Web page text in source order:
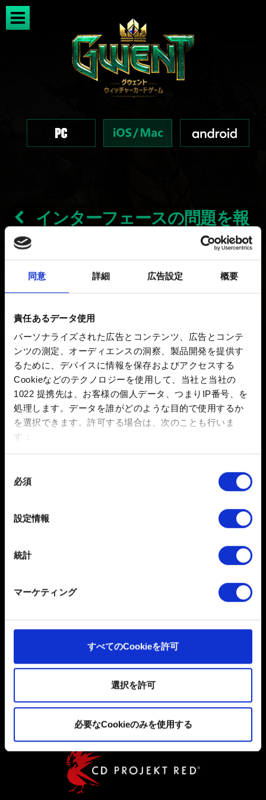
同意 詳細 広告設定 概要
責任あるデータ使用
パーソナライズされた広告とコンテンツ、広告とコンテ
ンツの測定、オーディエンスの洞察、製品開発を提供す
るために、デバイスに情報を保存およびアクセスする
Cookieなどのテクノロジーを使用して、当社と当社の
1022 提携先は、お客様の個人データ、つまりIP番号、を
処理します。データを誰がどのような目的で使用するか
を選択できます。 許可する場合は、次のことも行いま
す：
数メートル以内の誤差の地理的な位置情報を収集
特定の特性（フィンガープリント）を積極的にス
詳細セクション
で個人データの処理方法と設定を行って
ください。「Cookie宣言」からいつでも同意を変更また
だくために必要なものです。その他のCookieは、ウェブ
サイトの品質向上のために、オプションとして技術的お
た、ソーシャルメディア上などでお客様が興味を持ちそ
うなコンテンツをお届けするために、一部のCookieをパ
これらのオプションが有効になることはありません。
Cookieの使用およびパフォーマンスの変更点に関する詳
細は、下記の「設定」メニューでご確認ください。
必須
設定情報
統計
マーケティング
すべてのCookieを許可
選択を許可
必要なCookieのみを使用する
インターフェースの問題を報
告したい
新着 6年前 更新 11ヶ月前
インターフェースの問題について報告する際は、該当箇
所のスクリーンショットを添えてお知らせください。
お困りですか
お問い合わせ
ユーザー同意書
プライバシーポリシー
クッキーポリシー